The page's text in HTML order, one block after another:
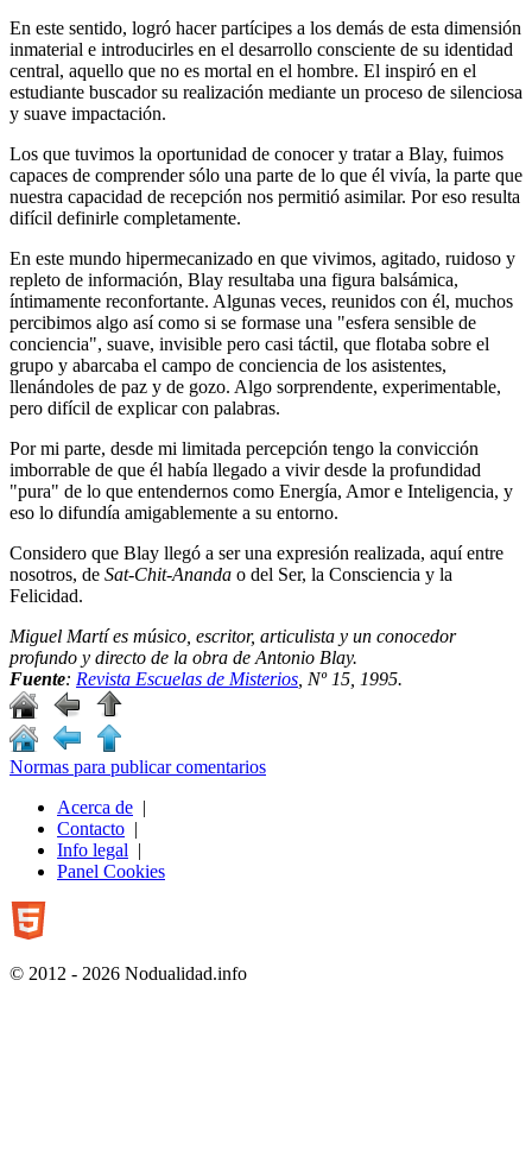
En este sentido, logró hacer partícipes a los demás de esta dimensión
inmaterial e introducirles en el desarrollo consciente de su identidad
central, aquello que no es mortal en el hombre. El inspiró en el
estudiante buscador su realización mediante un proceso de silenciosa
y suave impactación.
Los que tuvimos la oportunidad de conocer y tratar a Blay, fuimos
capaces de comprender sólo una parte de lo que él vivía, la parte que
nuestra capacidad de recepción nos permitió asimilar. Por eso resulta
difícil definirle completamente.
En este mundo hipermecanizado en que vivimos, agitado, ruidoso y
repleto de información, Blay resultaba una figura balsámica,
íntimamente reconfortante. Algunas veces, reunidos con él, muchos
percibimos algo así como si se formase una "esfera sensible de
conciencia", suave, invisible pero casi táctil, que flotaba sobre el
grupo y abarcaba el campo de conciencia de los asistentes,
llenándoles de paz y de gozo. Algo sorprendente, experimentable,
pero difícil de explicar con palabras.
Por mi parte, desde mi limitada percepción tengo la convicción
imborrable de que él había llegado a vivir desde la profundidad
"pura" de lo que entendernos como Energía, Amor e Inteligencia, y
eso lo difundía amigablemente a su entorno.
Considero que Blay llegó a ser una expresión realizada, aquí entre
nosotros, de Sat-Chit-Ananda o del Ser, la Consciencia y la
Felicidad.
Miguel Martí es músico, escritor, articulista y un conocedor
profundo y directo de la obra de Antonio Blay.
Fuente: Revista Escuelas de Misterios, Nº 15, 1995.
Normas para publicar comentarios
Acerca de |
Contacto |
Info legal |
Panel Cookies
© 2012 - 2026 Nodualidad.info